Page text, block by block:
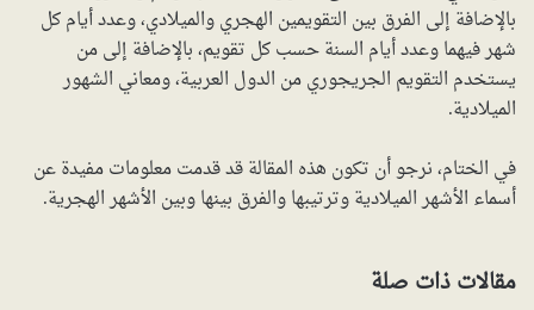
بالإضافة إلى الفرق بين التقويمين الهجري والميلادي، وعدد أيام كل
شهر فيهما وعدد أيام السنة حسب كل تقويم، بالإضافة إلى من
يستخدم التقويم الجريجوري من الدول العربية، ومعاني الشهور
الميلادية.
في الختام، نرجو أن تكون هذه المقالة قد قدمت معلومات مفيدة عن
أسماء الأشهر الميلادية وترتيبها والفرق بينها وبين الأشهر الهجرية.
مقالات ذات صلة